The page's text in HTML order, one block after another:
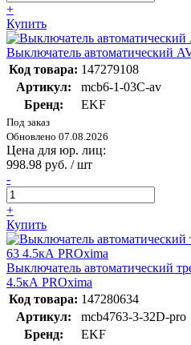
+
Купить
Выключатель автоматический
Код товара: 147279108
Артикул:
mcb6-1-03C-av
Бренд:
EKF
Под заказ
Обновлено 07.08.2026
Цена для юр. лиц:
998.98 руб. / шт
-
+
Купить
Выключатель автоматический
4.5кА PROxima
Код товара: 147280634
Артикул:
mcb4763-3-32D-pro
Бренд:
EKF